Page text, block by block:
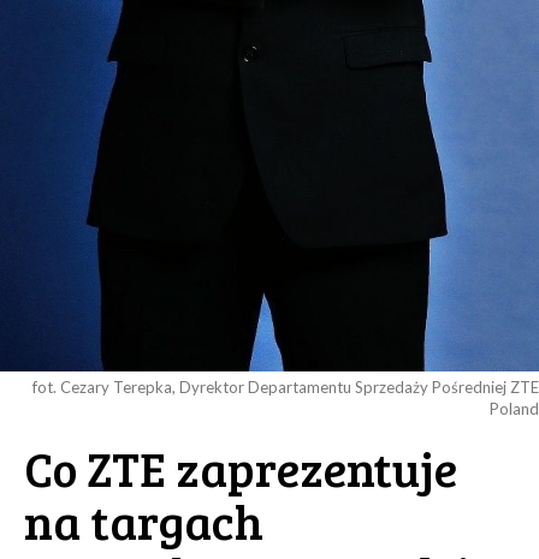
fot. Cezary Terepka, Dyrektor Departamentu Sprzedaży Pośredniej ZTE
Poland
Co ZTE zaprezentuje
na targach